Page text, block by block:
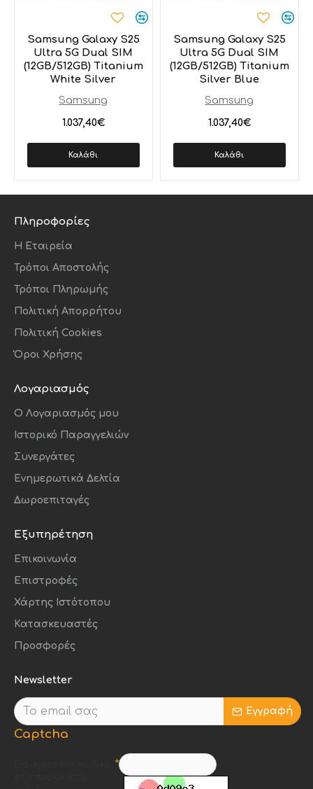
Samsung
Samsung Galaxy S25
Ultra 5G Dual SIM
(12GB/512GB) Titanium
White Silver
1.037,40€
Καλάθι
Samsung
Samsung Galaxy S25
Ultra 5G Dual SIM
(12GB/512GB) Titanium
Silver Blue
1.037,40€
Καλάθι
Πληροφορίες
Η Εταιρεία
Τρόποι Αποστολής
Τρόποι Πληρωμής
Πολιτική Απορρήτου
Πολιτική Cookies
Όροι Χρήσης
Λογαριασμός
O Λογαριασμός μου
Ιστορικό Παραγγελιών
Συνεργάτες
Ενημερωτικά Δελτία
Δωροεπιταγές
Εξυπηρέτηση
Επικοινωνία
Επιστροφές
Χάρτης Ιστότοπου
Κατασκευαστές
Προσφορές
Newsletter
Εγγραφή
Captcha